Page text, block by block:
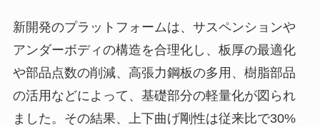
新開発のプラットフォームは、サスペンションや
アンダーボディの構造を合理化し、板厚の最適化
や部品点数の削減、高張力鋼板の多用、樹脂部品
の活用などによって、基礎部分の軽量化が図られ
ました。その結果、上下曲げ剛性は従来比で30%